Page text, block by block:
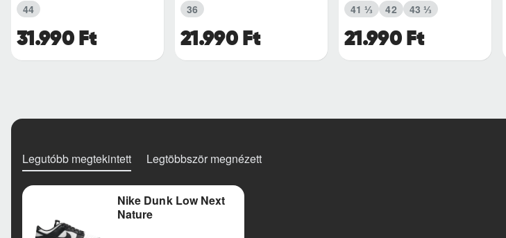
31.990 Ft
44
21.990 Ft
36
21.990 Ft
41 ⅓ 42 43 ⅓
Legutóbb megtekintett Legtöbbször megnézett
Nike Dunk Low Next
Nature